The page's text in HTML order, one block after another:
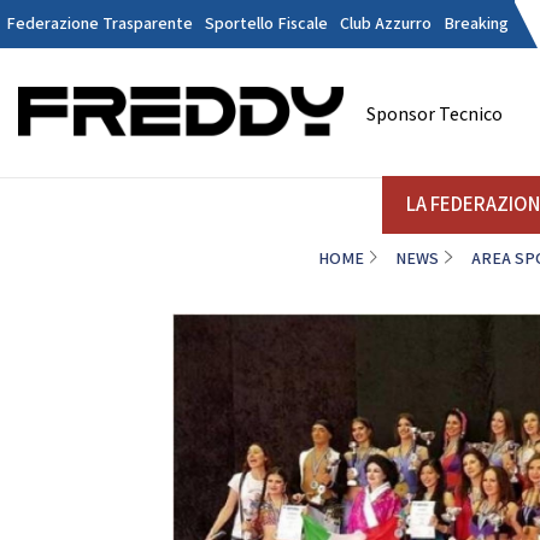
Federazione Trasparente Sportello Fiscale Club Azzurro Breaking
Sponsor Tecnico
LA
HOME NEWS AREA
Il Presidente
Commissione Federali Atleti
Commissione Federale Tecnici
Segreteria Generale
CORPORATE
Contatti Discipline
Tesseramento